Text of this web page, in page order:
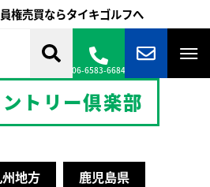
権売買ならタイキゴルフへ
06-6583-6684
トリー倶楽部
地方 鹿児島県